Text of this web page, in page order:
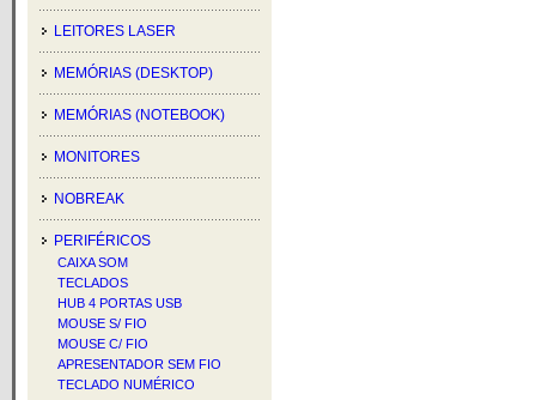
LEITORES LASER
MEMÓRIAS (DESKTOP)
MEMÓRIAS (NOTEBOOK)
MONITORES
NOBREAK
PERIFÉRICOS
CAIXA SOM
TECLADOS
HUB 4 PORTAS USB
MOUSE S/ FIO
MOUSE C/ FIO
APRESENTADOR SEM FIO
TECLADO NUMÉRICO